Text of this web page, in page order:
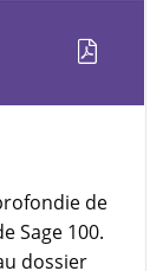
de
Sage 100.
dossier